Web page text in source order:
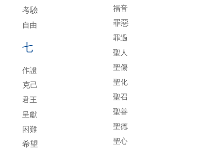
考驗
自由
七
作證
克己
君王
呈獻
困難
希望
福音
罪惡
罪過
聖人
聖傷
聖化
聖召
聖善
聖德
聖心